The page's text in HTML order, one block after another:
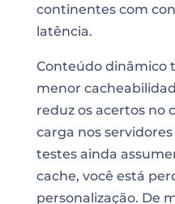
continentes com
latência.
Conteúdo dinâmico
menor
reduz os acertos no
carga nos
testes ainda
cache, você está
personalização. De